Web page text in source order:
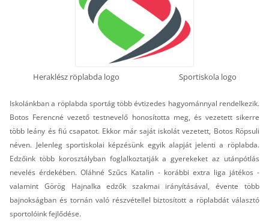
Heraklész röplabda logo Sportiskola logo
Iskolánkban a röplabda sportág több évtizedes hagyománnyal rendelkezik.
Botos Ferencné vezető testnevelő honosította meg, és vezetett sikerre
több leány és fiú csapatot. Ekkor már saját iskolát vezetett, Botos Röpsuli
néven. Jelenleg sportiskolai képzésünk egyik alapját jelenti a röplabda.
Edzőink több korosztályban foglalkoztatják a gyerekeket az utánpótlás
nevelés érdekében. Oláhné Szűcs Katalin - korábbi extra liga játékos -
valamint Görög Hajnalka edzők szakmai irányításával, évente több
bajnokságban és tornán való részvétellel biztosított a röplabdát választó
sportolóink fejlődése.